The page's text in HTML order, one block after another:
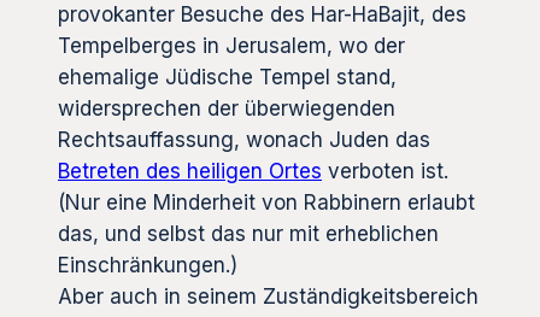
provokanter Besuche des Har-HaBajit, des
Tempelberges in Jerusalem, wo der
ehemalige Jüdische Tempel stand,
widersprechen der überwiegenden
Rechtsauffassung, wonach Juden das
Betreten des heiligen Ortes verboten ist.
(Nur eine Minderheit von Rabbinern erlaubt
das, und selbst das nur mit erheblichen
Einschränkungen.)
Aber auch in seinem Zuständigkeitsbereich